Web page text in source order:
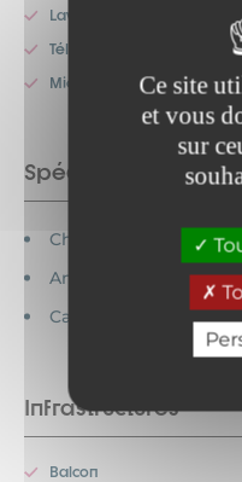
Ce site
et vous
sur
Lave-vaisselle
Télévision
Micro-onde
Spécificités
Chèques vacances
Animaux interdits
Cartes bancaires
Infrastructures
Balcon